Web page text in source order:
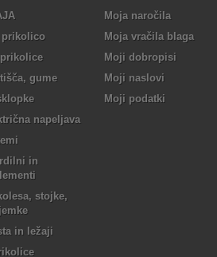
prikolico
gume
napeljava
in
stojke,
in ležaji
Moja naročila
Moja vračila blaga
Moji dobropisi
Moji naslovi
Moji podatki